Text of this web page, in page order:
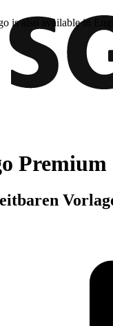
is also available in
Premium